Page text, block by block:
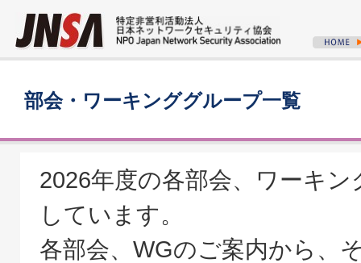
部会・ワーキンググループ一覧
2026年度の各部会、ワーキ
しています。
各部会、WGのご案内から、